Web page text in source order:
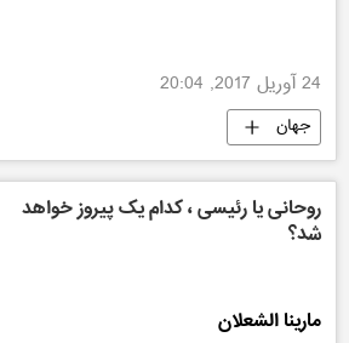
24 آوریل 2017, 20:04
جهان
روحانی یا رئیسی ، کدام یک پیروز خواهد
شد؟
مارینا الشعلان